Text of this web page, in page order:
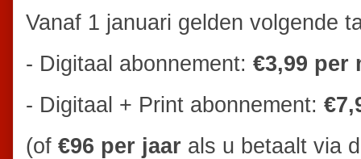
Vanaf 1 januari gelden volgende
- Digitaal abonnement: €3,99 per
- Digitaal + Print abonnement:
(of €96 per jaar als u betaalt via